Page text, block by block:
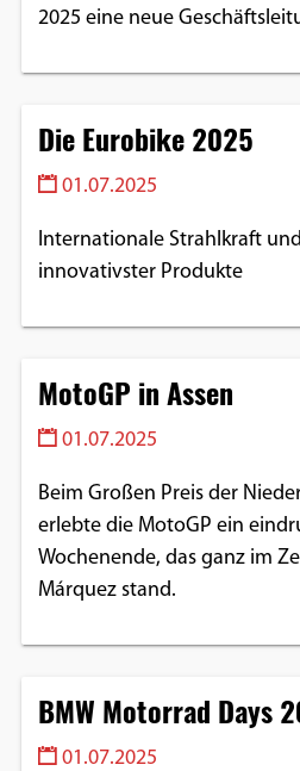
2025 eine neue
Die Eurobike 2025
01.07.2025
Internationale Strahlkraft
innovativster Produkte
MotoGP in Assen
01.07.2025
Beim Großen Preis der
erlebte die MotoGP ein
Wochenende, das ganz im
Márquez stand.
BMW Motorrad Days
01.07.2025